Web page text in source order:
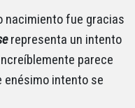
nacimiento fue gracias
representa un intento
parece
enésimo intento se